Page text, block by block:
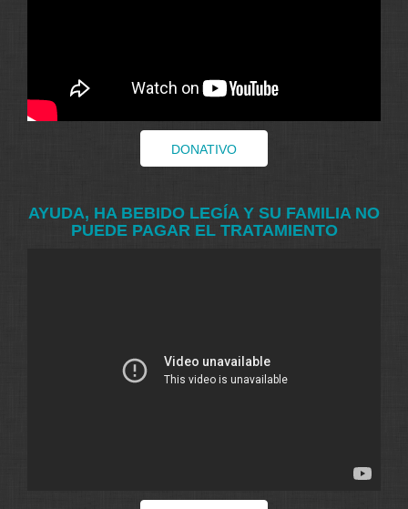
DONATIVO
AYUDA, HA BEBIDO LEGÍA Y SU FAMILIA NO
PUEDE PAGAR EL TRATAMIENTO